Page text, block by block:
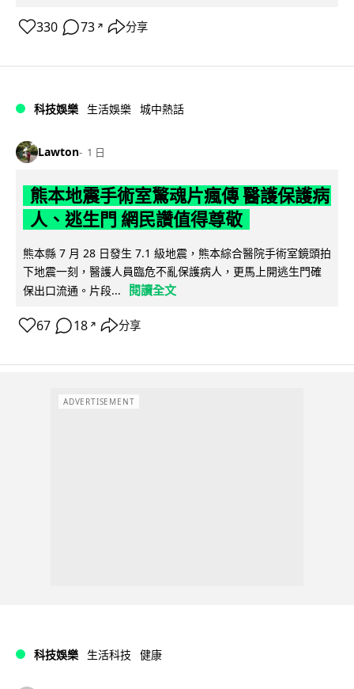
330 73 ↗ 分享
科技娛樂 生活娛樂 城中熱話
Lawton 1 日
熊本地震手術室驚魂片瘋傳 醫護保護病
人、逃生門 網民讚值得尊敬
熊本縣 7 月 28 日發生 7.1 級地震，熊本綜合醫院手術室鏡頭拍
下地震一刻，醫護人員臨危不亂保護病人，更馬上開逃生門確
保出口流通。片段...
閱讀全文
67 18 ↗ 分享
ADVERTISEMENT
科技娛樂 生活科技 健康